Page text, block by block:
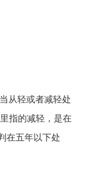
从轻或者减轻处
指的减轻，是在
在五年以下处